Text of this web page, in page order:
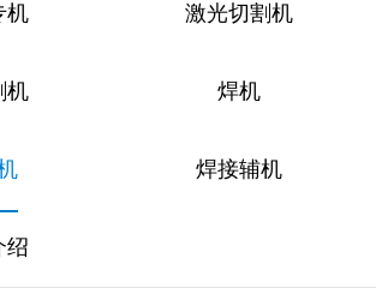
机 激光切割机
机 焊机
焊接辅机
绍